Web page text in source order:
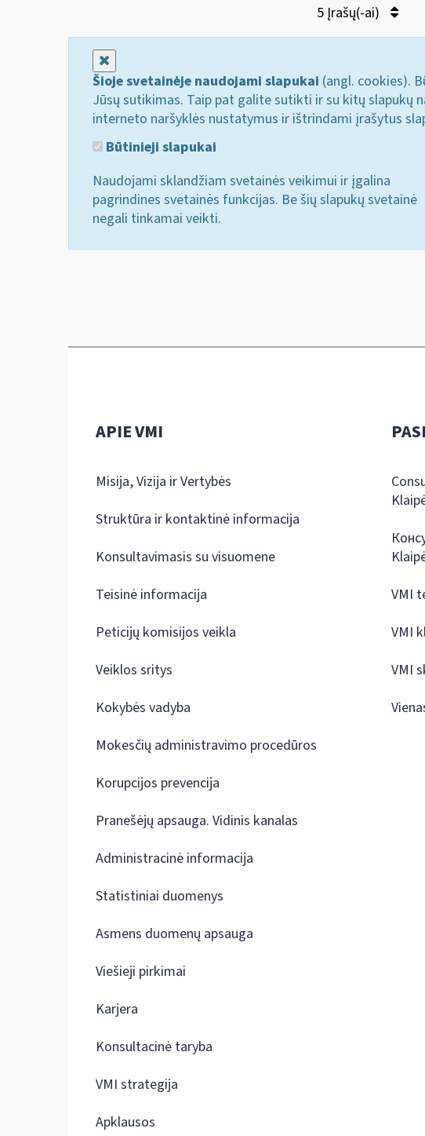
5 Įrašų(-ai)
Šioje svetainėje naudojami slapukai (angl. cookies).
Jūsų sutikimas. Taip pat galite sutikti ir su kitų slapukų
interneto naršyklės nustatymus ir ištrindami įrašytus
Būtinieji slapukai
Naudojami sklandžiam svetainės veikimui ir įgalina
pagrindines svetainės funkcijas. Be šių slapukų svetainė
negali tinkamai veikti.
APIE VMI
Misija, Vizija ir Vertybės
Struktūra ir kontaktinė informacija
Konsultavimasis su visuomene
Teisinė informacija
Peticijų komisijos veikla
Veiklos sritys
Kokybės vadyba
Mokesčių administravimo procedūros
Korupcijos prevencija
Pranešėjų apsauga. Vidinis kanalas
Administracinė informacija
Statistiniai duomenys
Asmens duomenų apsauga
Viešieji pirkimai
Karjera
Konsultacinė taryba
VMI strategija
Apklausos
VMI
VMI
VMI